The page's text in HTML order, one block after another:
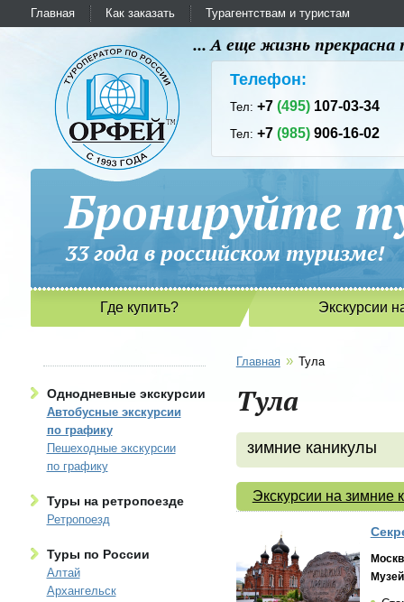
Главная Как заказать Турагентствам и туристам
... А еще жизнь
Телефон:
Тел:+7(495) 107-03-34
Тел:+7(985) 906-16-02
Бронируйте
33 года в российском
Где купить? Экскурсии
Однодневные экскурсии
Автобусные экскурсии
по графику
Пешеходные экскурсии
по графику
Туры на ретропоезде
Ретропоезд
Туры по России
Алтай
Архангельск
Главная » Тула
Тула
зимние каникулы
Экскурсии на зимние